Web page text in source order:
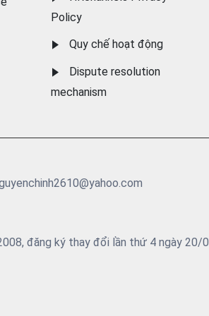
Policy
Quy chế hoạt động
Dispute resolution
mechanism
đăng ký thay đổi lần thứ 4 ngày